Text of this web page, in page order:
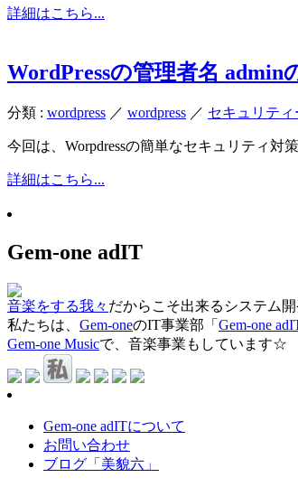
詳細はこちら...
WordPressの管理者名 admin
分類 : wordpress ／ wordpress ／ セキュリティ
今回は、Worpdressの簡単なセキュリティ対
詳細はこちら...
Gem-one adIT
音楽をする我々 だからこそ出来るシステム開
私たちは、 Gem-oneのIT事業部「 Gem-one
Gem-one Musicで、音楽事業もしています☆
Gem-one adITについて
お問い合わせ
ブログ「美貌六」